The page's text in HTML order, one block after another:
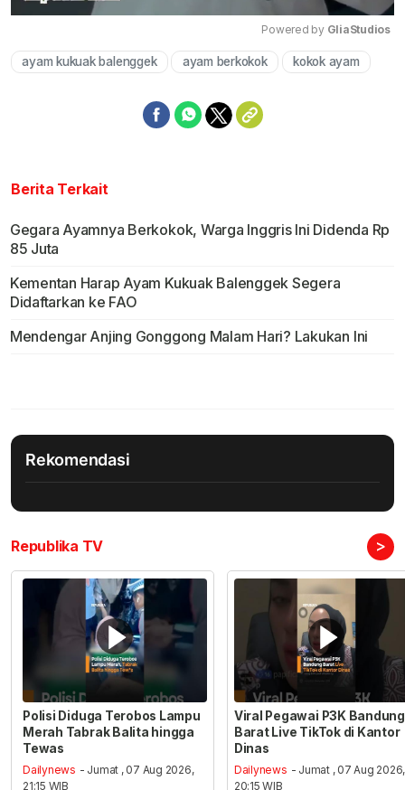
Mute
Powered by GliaStudios
ayam kukuak balenggek ayam berkokok kokok ayam
Berita Terkait
Gegara Ayamnya Berkokok, Warga Inggris Ini Didenda Rp
85 Juta
Kementan Harap Ayam Kukuak Balenggek Segera
Didaftarkan ke FAO
Mendengar Anjing Gonggong Malam Hari? Lakukan Ini
Rekomendasi
Republika TV >
Polisi Diduga Terobos Lampu
Merah Tabrak Balita hingga
Tewas
Dailynews - Jumat , 07 Aug 2026,
21:15 WIB
Viral Pegawai P3K Bandung
Barat Live TikTok di Kantor
Dinas
Dailynews - Jumat , 07 Aug 2026,
20:15 WIB